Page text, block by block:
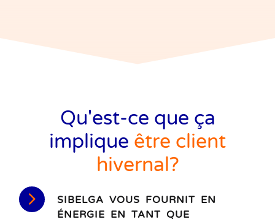
Qu'est-ce que ça
implique être client
hivernal?
SIBELGA VOUS FOURNIT EN
ÉNERGIE EN TANT QUE